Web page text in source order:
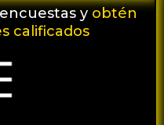
y obtén
calificados